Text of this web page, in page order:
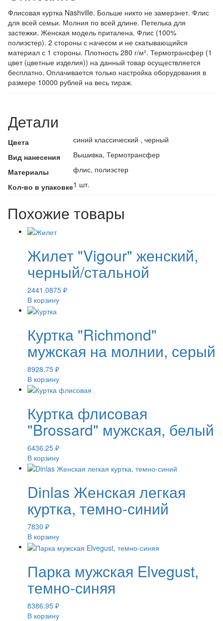
Флисовая куртка Nashville. Больше никто не замерзнет. Флис
для всей семьи. Молния по всей длине. Петелька для
застежки. Женская модель приталена. Флис (100%
полиэстер). 2 стороны с начесом и не скатывающийся
материал с 1 стороны. Плотность 280 г/м². Термотрансфер (1
цвет (цветные изделия)) на данный товар осуществляется
бесплатно. Оплачивается только настройка оборудования в
размере 10000 рублей на весь тираж.
Детали
Цвета
синий классический , черный
Вид нанесения
Вышивка, Термотрансфер
Материалы
флис, полиэстер
Кол-во в упаковке1 шт.
Похожие товары
Жилет "Vigour" женский,
черный/стальной
2441.0875 ₽
В корзину
Куртка "Richmond"
мужская на молнии, серый
8928.75 ₽
В корзину
Куртка флисовая
"Brossard" мужская, белый
6436.25 ₽
В корзину
Dinlas Женская легкая
куртка, темно-синий
7830 ₽
В корзину
Парка мужская Elvegust,
темно-синяя
8386.95 ₽
В корзину